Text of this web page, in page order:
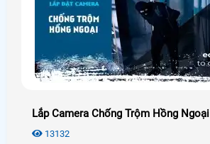
Lắp Camera Chống Trộm Hồng Ngoại
13132